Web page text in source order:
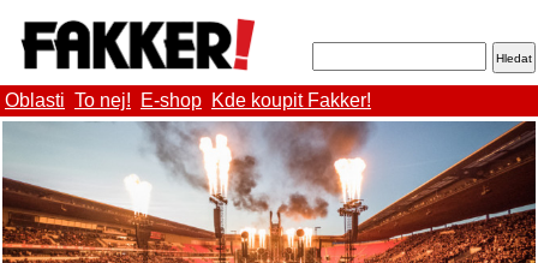
Oblasti To nej! E-shop Kde koupit Fakker!